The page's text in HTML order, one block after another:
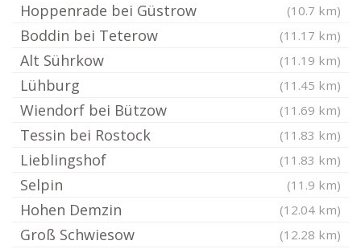
Hoppenrade bei Güstrow (10.7 km)
Boddin bei Teterow (11.17 km)
Alt Sührkow (11.19 km)
Lühburg (11.45 km)
Wiendorf bei Bützow (11.69 km)
Tessin bei Rostock (11.83 km)
Lieblingshof (11.83 km)
Selpin (11.9 km)
Hohen Demzin (12.04 km)
Groß Schwiesow (12.28 km)